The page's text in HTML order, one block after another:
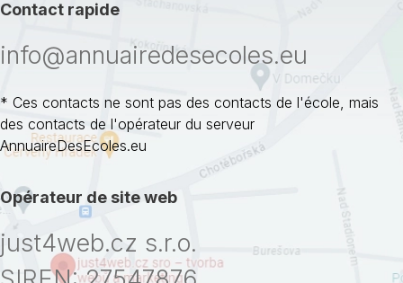
Contact rapide
info@annuairedesecoles.eu
* Ces contacts ne sont pas des contacts de l'école, mais
des contacts de l'opérateur du serveur
AnnuaireDesEcoles.eu
Opérateur de site web
just4web.cz s.r.o.